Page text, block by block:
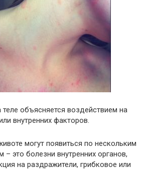
объясняется воздействием на
внутренних факторов.
могут появиться по нескольким
это болезни внутренних органов,
на раздражители, грибковое или